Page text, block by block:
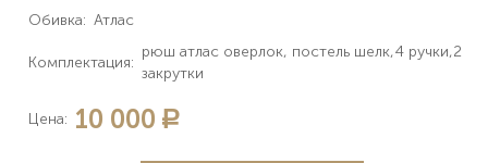
Обивка: Атлас
Комплектация:
рюш атлас оверлок, постель шелк,4 ручки,2
закрутки
Цена: 10 000 a